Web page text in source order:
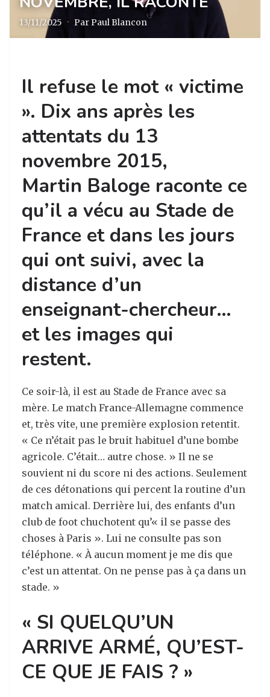
13/11/2025 · Par Paul Blancon
Il refuse le mot « victime
». Dix ans après les
attentats du 13
novembre 2015,
Martin Baloge raconte ce
qu’il a vécu au Stade de
France et dans les jours
qui ont suivi, avec la
distance d’un
enseignant-chercheur…
et les images qui
restent.
Ce soir-là, il est au Stade de France avec sa
mère. Le match France-Allemagne commence
et, très vite, une première explosion retentit.
« Ce n’était pas le bruit habituel d’une bombe
agricole. C’était… autre chose. » Il ne se
souvient ni du score ni des actions. Seulement
de ces détonations qui percent la routine d’un
match amical. Derrière lui, des enfants d’un
club de foot chuchotent qu’« il se passe des
choses à Paris ». Lui ne consulte pas son
téléphone. « À aucun moment je me dis que
c’est un attentat. On ne pense pas à ça dans un
stade. »
« SI QUELQU’UN
ARRIVE ARMÉ, QU’EST-
CE QUE JE FAIS ? »